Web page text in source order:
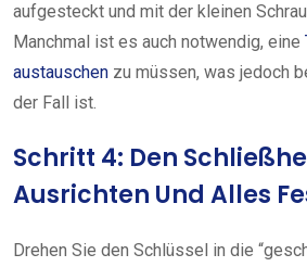
aufgesteckt und mit der kleinen
Manchmal ist es auch notwendig, eine
austauschen zu müssen, was jedoch
der Fall ist.
Schritt 4: Den
Ausrichten Und Alles
Drehen Sie den Schlüssel in die